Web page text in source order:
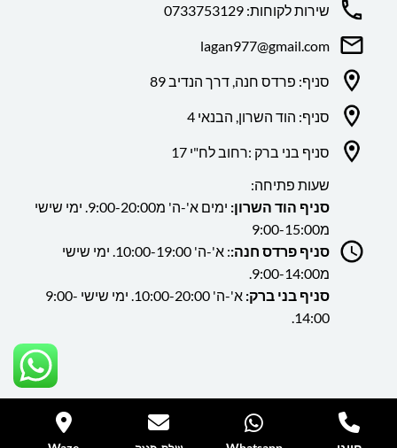
שירות לקוחות: 0733753129
lagan977@gmail.com
סניף: פרדס חנה, דרך הנדיב 89
סניף: הוד השרון, הבנאי 4
סניף בני ברק :רחוב לח"י 17
שעות פתיחה:
סניף הוד השרון:
ימים א'-ה' מ9:00-20:00. ימי שישי
מ9:00-15:00
סניף פרדס חנה:
: א'-ה' 10:00-19:00. ימי שישי
מ9:00-14:00.
סניף בני ברק:
א'-ה' 10:00-20:00. ימי שישי 9:00-
14:00.
כל הזכויות שמורות ללה גן